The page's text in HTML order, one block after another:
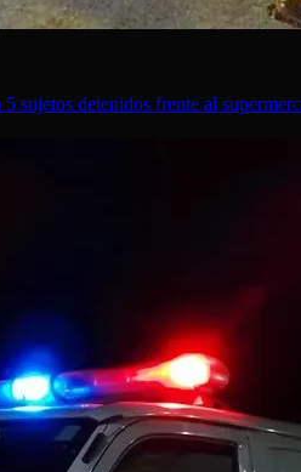
5 sujetos detenidos frente al